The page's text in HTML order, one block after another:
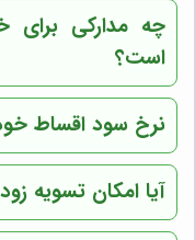
چه مدارکی برای
است؟
نرخ سود اقساط
آیا امکان تسویه